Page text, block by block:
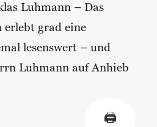
Luhmann – Das
erlebt grad eine
lesenswert – und
Luhmann auf Anhieb
🖨